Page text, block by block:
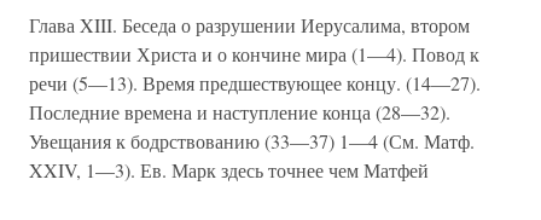
Глава XIII. Беседа о разрушении Иерусалима, втором
пришествии Христа и о кончине мира (1—4). Повод к
речи (5—13). Время предшествующее концу. (14—27).
Последние времена и наступление конца (28—32).
Увещания к бодрствованию (33—37) 1—4 (См. Матф.
XXIV, 1—3). Ев. Марк здесь точнее чем Матфей